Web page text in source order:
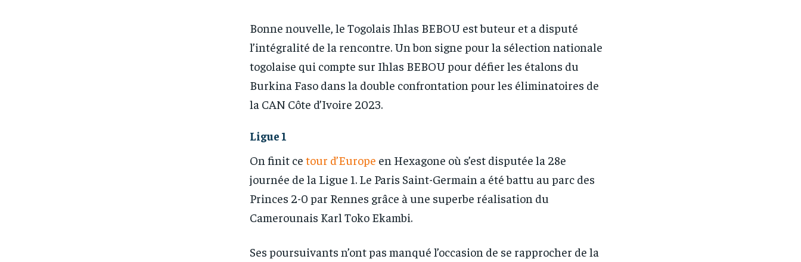
Bonne nouvelle, le Togolais Ihlas BEBOU est buteur et a disputé
l’intégralité de la rencontre. Un bon signe pour la sélection nationale
togolaise qui compte sur Ihlas BEBOU pour défier les étalons du
Burkina Faso dans la double confrontation pour les éliminatoires de
la CAN Côte d’Ivoire 2023.
Ligue 1
On finit ce tour d’Europe en Hexagone où s’est disputée la 28e
journée de la Ligue 1. Le Paris Saint-Germain a été battu au parc des
Princes 2-0 par Rennes grâce à une superbe réalisation du
Camerounais Karl Toko Ekambi.
Ses poursuivants n’ont pas manqué l’occasion de se rapprocher de la